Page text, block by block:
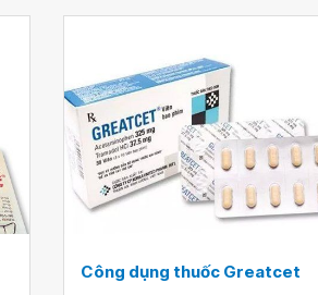
Công dụng thuốc Greatcet